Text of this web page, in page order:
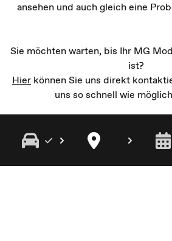
ansehen und auch gleich eine
Sie möchten warten, bis Ihr MG
ist?
Hier können Sie uns direkt
uns so schnell wie